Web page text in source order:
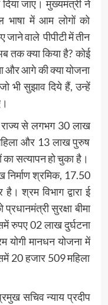
जाए। मुख्यमंत्री ने
भाषा में आम लोगों को
वाले पीपीटी में तीन
तक क्या किया है? कोई
और आगे की क्या योजना
भी सुझाव दिये हैं, उन्हें
राज्य से लगभग 30 लाख
और 13 लाख पुरुष
सत्यापन हो चुका है।
निर्माण श्रमिक, 17.50
श्रम विभाग द्वारा ई
सुरक्षा बीमा
रुपए 02 लाख दुर्घटना
योगी मानधन योजना में
20 हजार 509 महिला
सचिव न्याय प्रदीप